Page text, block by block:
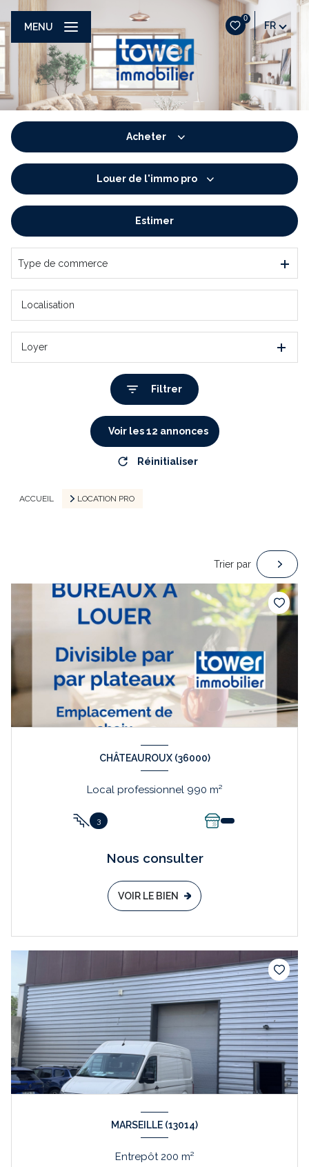
0
FR
MENU
Acheter
De l'immo pro
Louer de l'immo pro
De l'immo pro
Estimer
Type de commerce
Loyer
Filtrer
Voir les12 annonces
Réinitialiser
ACCUEIL LOCATION PRO
Trier par
CHÂTEAUROUX (36000)
Local professionnel 990 m²
3
Nous consulter
VOIR LE BIEN
MARSEILLE (13014)
Entrepôt 200 m²